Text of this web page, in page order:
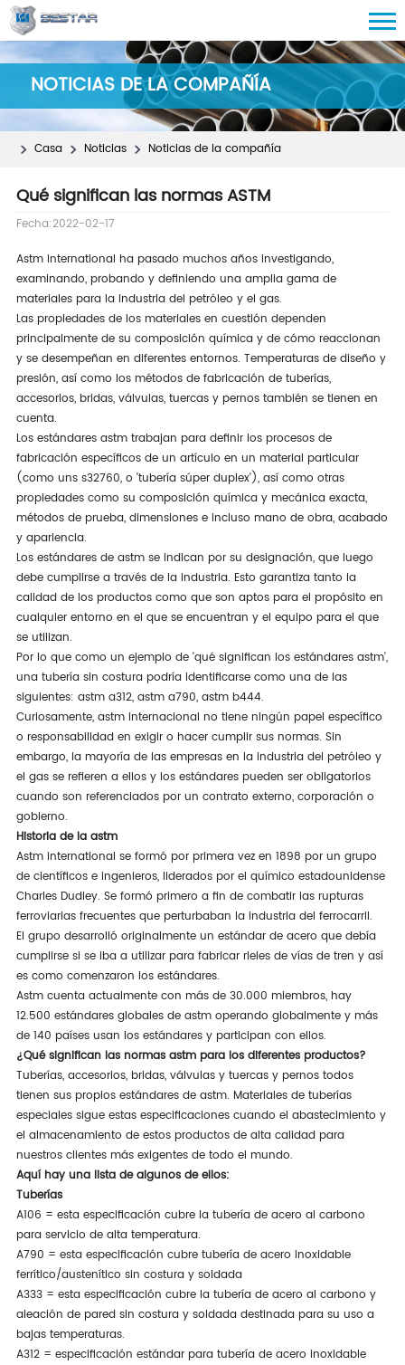
NOTICIAS DE LA COMPAÑÍA
Casa Noticias Noticias de la compañía
Qué significan las normas ASTM
Fecha:2022-02-17
Astm international ha pasado muchos años investigando,
examinando, probando y definiendo una amplia gama de
materiales para la industria del petróleo y el gas.
Las propiedades de los materiales en cuestión dependen
principalmente de su composición química y de cómo reaccionan
y se desempeñan en diferentes entornos. Temperaturas de diseño y
presión, así como los métodos de fabricación de tuberías,
accesorios, bridas, válvulas, tuercas y pernos también se tienen en
cuenta.
Los estándares astm trabajan para definir los procesos de
fabricación específicos de un artículo en un material particular
(como uns s32760, o 'tubería súper duplex'), así como otras
propiedades como su composición química y mecánica exacta,
métodos de prueba, dimensiones e incluso mano de obra, acabado
y apariencia.
Los estándares de astm se indican por su designación, que luego
debe cumplirse a través de la industria. Esto garantiza tanto la
calidad de los productos como que son aptos para el propósito en
cualquier entorno en el que se encuentran y el equipo para el que
se utilizan.
Por lo que como un ejemplo de 'qué significan los estándares astm',
una tubería sin costura podría identificarse como una de las
siguientes: astm a312, astm a790, astm b444.
Curiosamente, astm internacional no tiene ningún papel específico
o responsabilidad en exigir o hacer cumplir sus normas. Sin
embargo, la mayoría de las empresas en la industria del petróleo y
el gas se refieren a ellos y los estándares pueden ser obligatorios
cuando son referenciados por un contrato externo, corporación o
gobierno.
Historia de la astm
Astm international se formó por primera vez en 1898 por un grupo
de científicos e ingenieros, liderados por el químico estadounidense
Charles Dudley. Se formó primero a fin de combatir las rupturas
ferroviarias frecuentes que perturbaban la industria del ferrocarril.
El grupo desarrolló originalmente un estándar de acero que debía
cumplirse si se iba a utilizar para fabricar rieles de vías de tren y así
es como comenzaron los estándares.
Astm cuenta actualmente con más de 30.000 miembros, hay
12.500 estándares globales de astm operando globalmente y más
de 140 países usan los estándares y participan con ellos.
¿Qué significan las normas astm para los diferentes productos?
Tuberías, accesorios, bridas, válvulas y tuercas y pernos todos
tienen sus propios estándares de astm. Materiales de tuberías
especiales sigue estas especificaciones cuando el abastecimiento y
el almacenamiento de estos productos de alta calidad para
nuestros clientes más exigentes de todo el mundo.
Aquí hay una lista de algunos de ellos:
Tuberías
A106 = esta especificación cubre la tubería de acero al carbono
para servicio de alta temperatura.
A790 = esta especificación cubre tubería de acero inoxidable
ferrítico/austenítico sin costura y soldada
A333 = esta especificación cubre la tubería de acero al carbono y
aleación de pared sin costura y soldada destinada para su uso a
bajas temperaturas.
A312 = especificación estándar para tubería de acero inoxidable